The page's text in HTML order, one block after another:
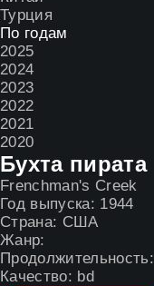
Турция
По годам
2025
2024
2023
2022
2021
2020
Бухта пирата
Frenchman's Creek
Год выпуска: 1944
Страна: США
Жанр:
Продолжительность:
Качество: bd